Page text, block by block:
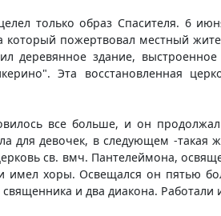
только образ Спасителя. 6
который пожертвовал местный
деревянное здание,
Эта восстановленная
все больше, и он
для девочек, в следующем -
св. вмч. Пантелеймона,
хоры. Освещался он пятью
и два диакона.